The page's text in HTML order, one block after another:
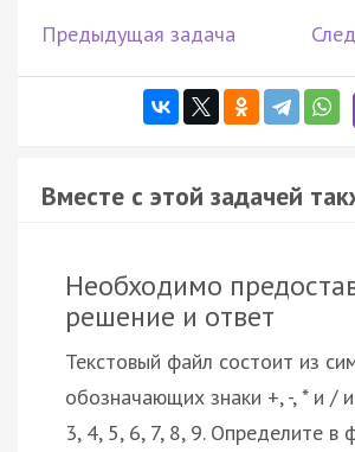
Предыдущая задача
Вместе с этой задачей
Необходимо
решение и ответ
Текстовый файл состоит из
обозначающих знаки +, -, * и /
3, 4, 5, 6, 7, 8, 9. Определите в